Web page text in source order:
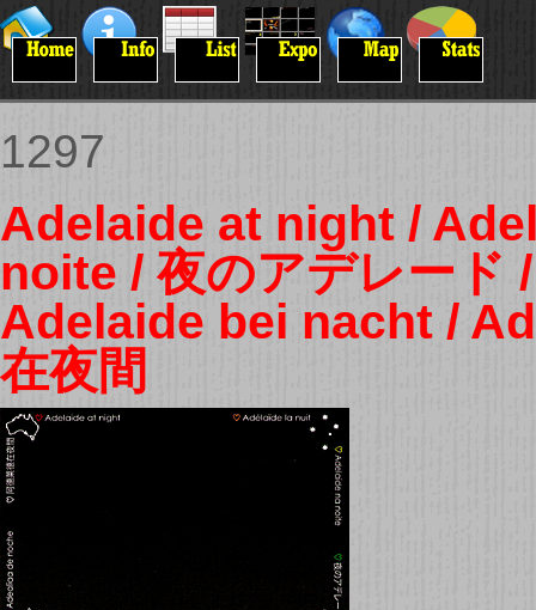
1297
Adelaide at night /
noite / 夜のアデレード
Adelaide bei nacht /
在夜間